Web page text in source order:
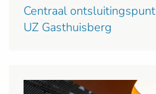
Centraal ontsluitingspunt
UZ Gasthuisberg